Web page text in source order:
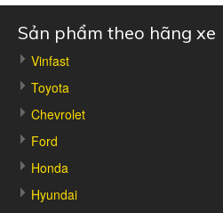
Sản phẩm theo hãng xe
Vinfast
Toyota
Chevrolet
Ford
Honda
Hyundai